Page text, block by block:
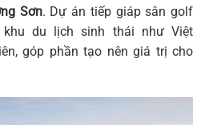
Sơn. Dự án tiếp giáp sân golf
khu du lịch sinh thái như Việt
góp phần tạo nên giá trị cho